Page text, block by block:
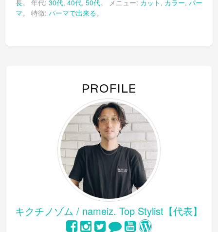
(新
し
い
ウ
ッ
ク
し
い
(新
し
い
ウ
長。 年代: 30代, 40代, 50代。 メニュー: カット , カラー, パー
マ。 特徴: パーマで出来る。
PROFILE
キクチノゾム / nameiz. Top Stylist【代表】